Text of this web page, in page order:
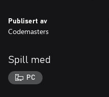
Publisert av
Codemasters
Spill med
PC